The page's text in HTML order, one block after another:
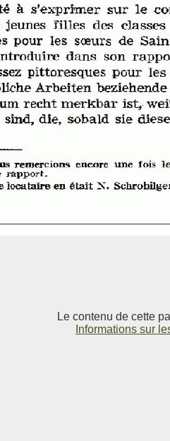
Le contenu de cette
Informations sur